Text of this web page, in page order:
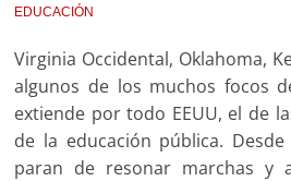
EDUCACIÓN
Virginia Occidental, Oklahoma,
algunos de los muchos focos
extiende por todo EEUU, el de
de la educación pública.
paran de resonar marchas y